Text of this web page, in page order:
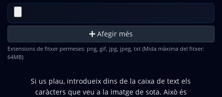
Afegir més
Extensions de fitxer permeses: png, gif, jpg, jpeg, txt (Mida màxima del fitxer:
64MB)
Si us plau, introdueix dins de la caixa de text els
caràcters que veu a la imatge de sota. Això és